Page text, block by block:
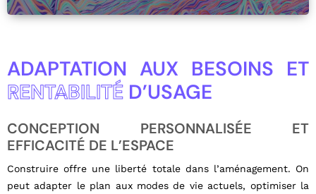
ADAPTATION AUX BESOINS ET
RENTABILITÉ D’USAGE
CONCEPTION PERSONNALISÉE ET
EFFICACITÉ DE L’ESPACE
Construire offre une liberté totale dans l’aménagement. On
peut adapter le plan aux modes de vie actuels, optimiser la